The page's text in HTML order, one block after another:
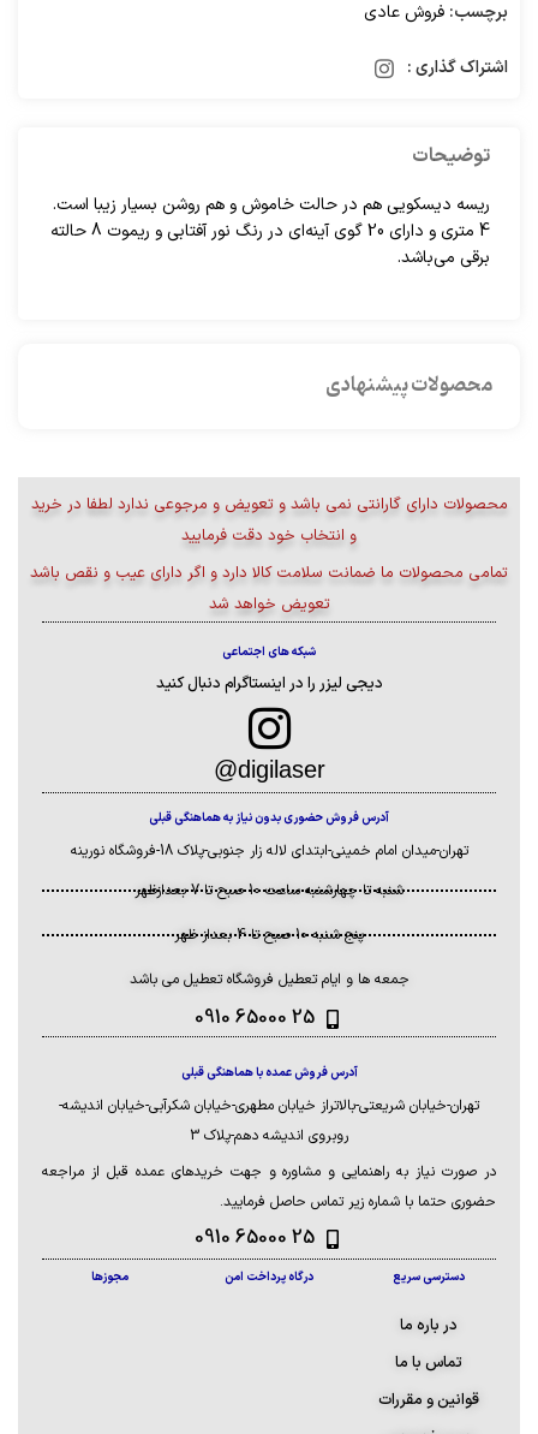
برچسب: فروش عادی
اشتراک گذاری :
توضیحات
ریسه دیسکویی هم در حالت خاموش و هم روشن بسیار زیبا است.
4 متری و دارای 20 گوی آینه‌ای در رنگ نور آفتابی و ریموت 8 حالته
برقی می‌باشد.
محصولات پیشنهادی
محصولات دارای گارانتی نمی باشد و تعویض و مرجوعی ندارد لطفا در خرید
و انتخاب خود دقت فرمایید
تمامی محصولات ما ضمانت سلامت کالا دارد و اگر دارای عیب و نقص باشد
تعویض خواهد شد
شبکه های اجتماعی
دیجی لیزر را در اینستاگرام دنبال کنید
digilaser@
آدرس فروش حضوری بدون نیاز به هماهنگی قبلی
تهران-میدان امام خمینی-ابتدای لاله زار جنوبی-پلاک 18-فروشگاه نورینه
شنبه تا چهارشنبه ساعت 10 صبح تا 7 بعدازظهر
پنج شنبه 10 صبح تا 4 بعداز ظهر
جمعه ها و ایام تعطیل فروشگاه تعطیل می باشد
25 65000 0910
آدرس فروش عمده با هماهنگی قبلی
تهران-خیابان شریعتی-بالاتراز خیابان مطهری-خیابان شکرآبی-خیابان اندیشه-
روبروی اندیشه دهم-پلاک 3
در صورت نیاز به راهنمایی و مشاوره و جهت خریدهای عمده قبل از مراجعه
حضوری حتما با شماره زیر تماس حاصل فرمایید.
25 65000 0910
دسترسی سریع
در باره ما
تماس با ما
قوانین و مقررات
درگاه پرداخت امن مجوزها